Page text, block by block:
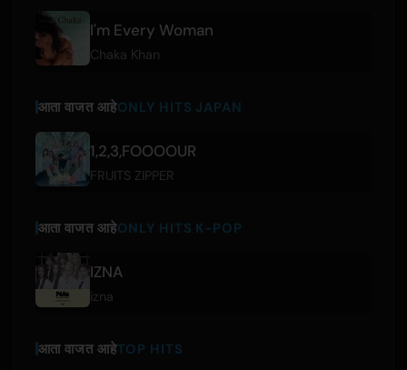
I'm Every Woman
Chaka Khan
आता वाजत आहेONLY HITS JAPAN
1,2,3,FOOOOUR
FRUITS ZIPPER
आता वाजत आहेONLY HITS K-POP
IZNA
izna
आता वाजत आहेTOP HITS